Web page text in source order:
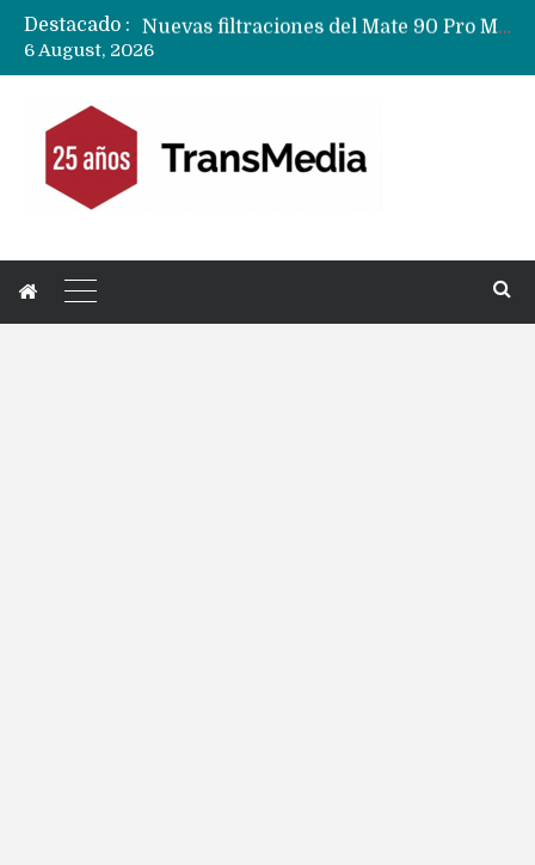
Destacado :
Nuevas filtraciones del Mate 90 Pro Max apuntan a potenciar las cámaras y pantalla OLED doble capa
6 August, 2026